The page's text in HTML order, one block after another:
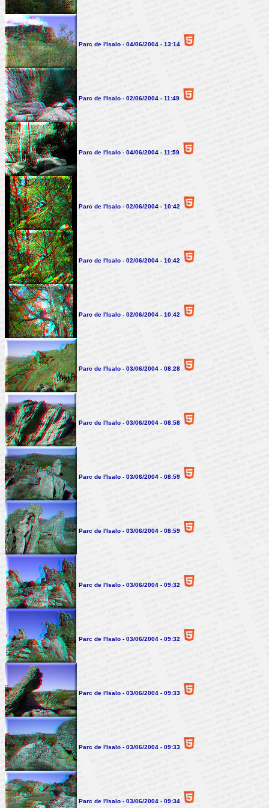
Parc de l'Isalo - 04/06/2004 - 13:14
Parc de l'Isalo - 02/06/2004 - 11:49
Parc de l'Isalo - 04/06/2004 - 11:59
Parc de l'Isalo - 02/06/2004 - 10:42
Parc de l'Isalo - 02/06/2004 - 10:42
Parc de l'Isalo - 02/06/2004 - 10:42
Parc de l'Isalo - 03/06/2004 - 08:28
Parc de l'Isalo - 03/06/2004 - 08:58
Parc de l'Isalo - 03/06/2004 - 08:59
Parc de l'Isalo - 03/06/2004 - 08:59
Parc de l'Isalo - 03/06/2004 - 09:32
Parc de l'Isalo - 03/06/2004 - 09:32
Parc de l'Isalo - 03/06/2004 - 09:33
Parc de l'Isalo - 03/06/2004 - 09:33
Parc de l'Isalo - 03/06/2004 - 09:34